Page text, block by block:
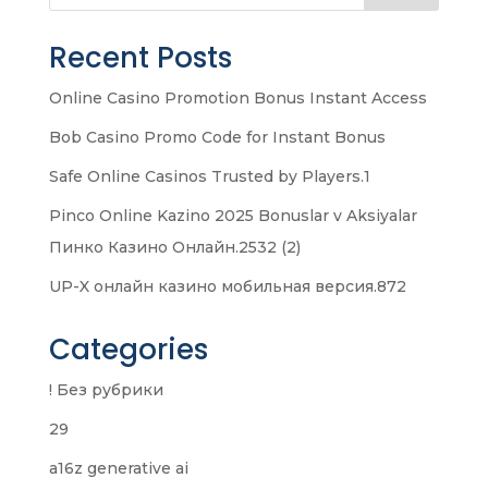
Recent Posts
Online Casino Promotion Bonus Instant Access
Bob Casino Promo Code for Instant Bonus
Safe Online Casinos Trusted by Players.1
Pinco Online Kazino 2025 Bonuslar v Aksiyalar
Пинко Казино Онлайн.2532 (2)
UP-X онлайн казино мобильная версия.872
Categories
! Без рубрики
29
a16z generative ai